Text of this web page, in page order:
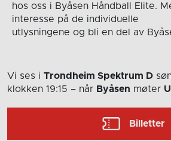
hos oss i Byåsen Håndball Elite.
interesse på de individuelle
utlysningene og bli en del av
Vi ses i Trondheim Spektrum D
klokken 19:15 – når Byåsen møter
Billetter